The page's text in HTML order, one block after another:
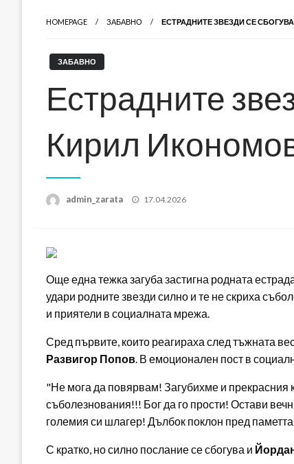
HOMEPAGE ЗАБАВНО ЕСТРАДНИТЕ ЗВЕЗДИ СЕ
ЗАБАВНО
Естрадните
Кирил
admin_zarata
Posted
17.04.2026
Още една тежка загуба застигна родната
удари родните звезди силно и те не скриха
и приятели в социалната мрежа.
Сред първите, които реагираха след тъжната
Развигор Попов. В емоционален пост в
"Не мога да повярвам! Загубихме и
съболезнования!!! Бог да го прости! Остави
големия си шлагер! Дълбок поклон пред
С кратко, но силно послание се сбогува и